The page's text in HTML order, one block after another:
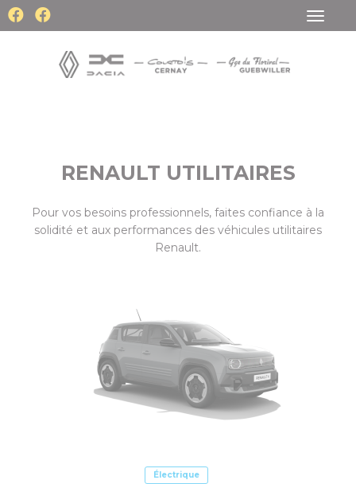
Toggle
RENAULT UTILITAIRES
Pour vos besoins professionnels, faites confiance à la
solidité et aux performances des véhicules utilitaires
Renault.
Électrique